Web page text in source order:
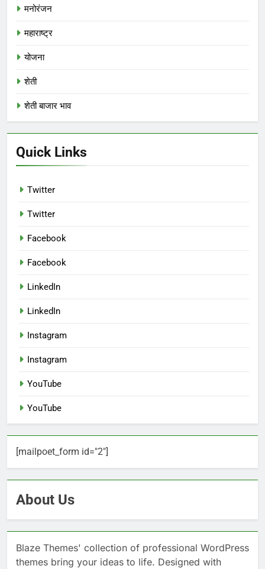
मनोरंजन
महाराष्ट्र
योजना
शेती
शेती बाजार भाव
Quick Links
Twitter
Twitter
Facebook
Facebook
LinkedIn
LinkedIn
Instagram
Instagram
YouTube
YouTube
[mailpoet_form id="2"]
About Us
Blaze Themes' collection of professional WordPress
themes bring your ideas to life. Designed with